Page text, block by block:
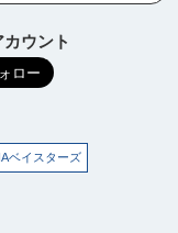
ウント
ベイスターズ